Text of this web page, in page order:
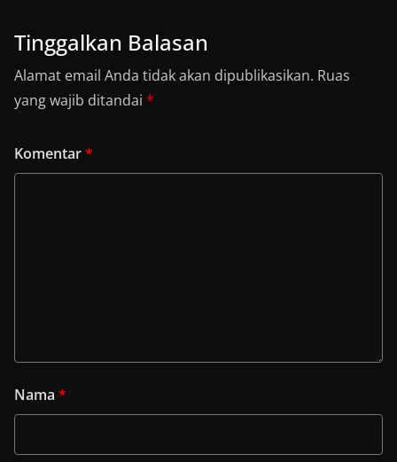
Tinggalkan Balasan
Alamat email Anda tidak akan dipublikasikan. Ruas
yang wajib ditandai *
Komentar*
Nama *